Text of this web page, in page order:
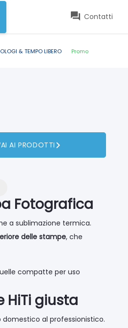
Contatti
& TEMPO LIBERO Promo
AI PRODOTTI
Fotografica
a sublimazione termica.
delle stampe, che
compatte per uso
HiTi giusta
al professionistico.